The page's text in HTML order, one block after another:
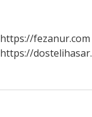
https://fezanur.com
https://